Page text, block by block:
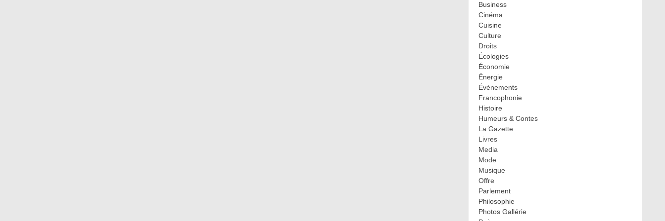
Business
Cinéma
Cuisine
Culture
Droits
Écologies
Économie
Énergie
Événements
Francophonie
Histoire
Humeurs & Contes
La Gazette
Livres
Media
Mode
Musique
Offre
Parlement
Philosophie
Photos Gallérie